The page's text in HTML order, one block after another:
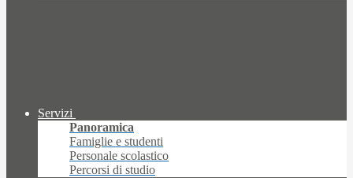
Servizi
Panoramica
Famiglie e studenti
Personale scolastico
Percorsi di studio